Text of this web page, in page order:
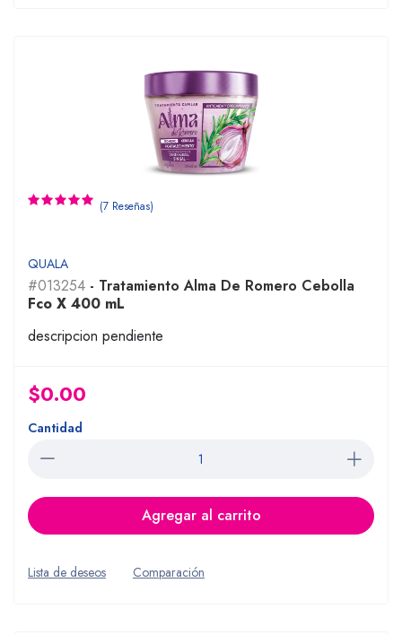
(7 Reseñas)
QUALA
#013254 - Tratamiento Alma De Romero Cebolla
Fco X 400 mL
descripcion pendiente
$0.00
Cantidad
Agregar al carrito
Lista de deseos Comparación